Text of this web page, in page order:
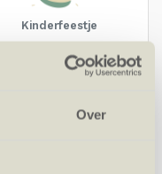
Over
Kinderfeestje